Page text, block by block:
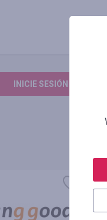
INICIE SESIÓN PARA